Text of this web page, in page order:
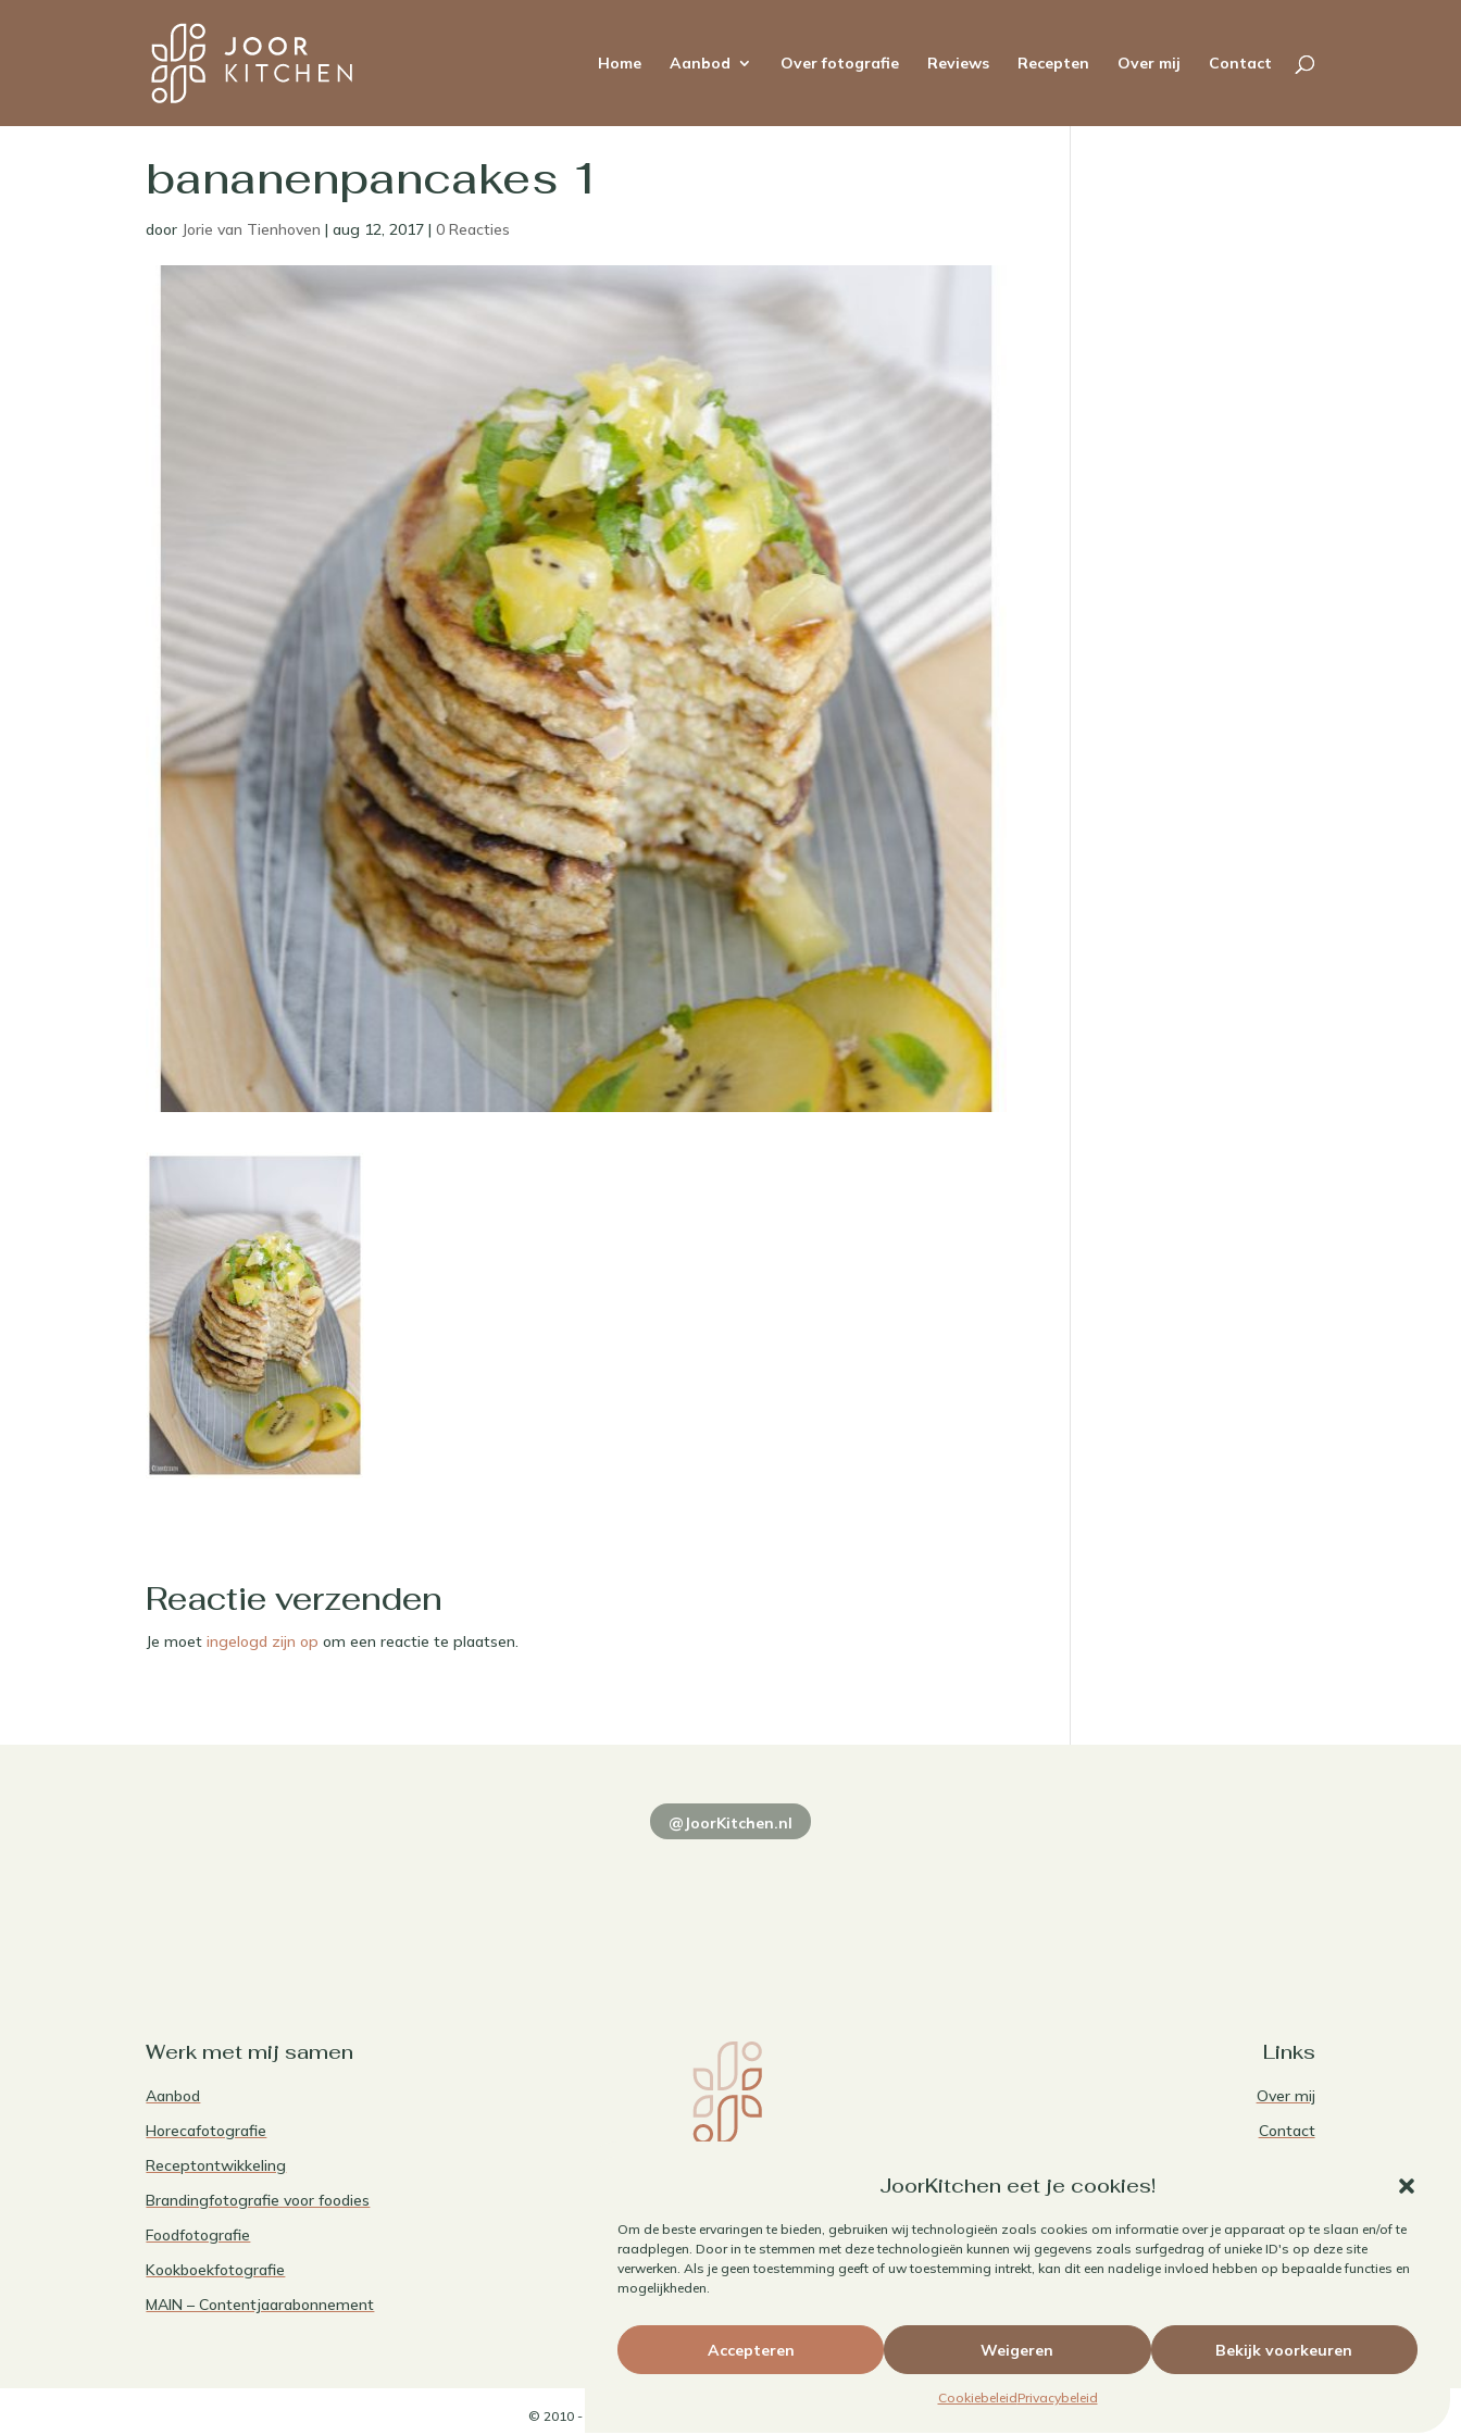
JoorKitchen eet je cookies!
Om de beste ervaringen te bieden, gebruiken wij technologieën zoals cookies om informatie over je apparaat op te slaan en/of te
raadplegen. Door in te stemmen met deze technologieën kunnen wij gegevens zoals surfgedrag of unieke ID's op deze site
verwerken. Als je geen toestemming geeft of uw toestemming intrekt, kan dit een nadelige invloed hebben op bepaalde functies en
mogelijkheden.
Accepteren Weigeren Bekijk voorkeuren
CookiebeleidPrivacybeleid
Home Aanbod Over fotografie Reviews Recepten Over mij Contact
bananenpancakes 1
door Jorie van Tienhoven |aug 12, 2017 |0 Reacties
Reactie verzenden
Je moetingelogd zijn op om een reactie te plaatsen.
@JoorKitchen.nl
Werk met mij samen
Aanbod
Horecafotografie
Receptontwikkeling
Brandingfotografie voor foodies
Foodfotografie
Kookboekfotografie
MAIN – Contentjaarabonnement
Links
Over mij
Contact
Cookiebeleid
Herroepen aankoop
© 2010 - 2026 JoorKitchen | Website door